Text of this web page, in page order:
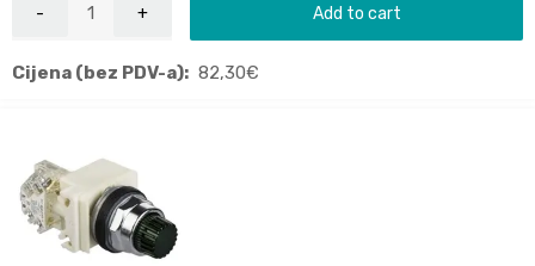
Add to cart
Cijena (bez PDV-a): 82,30€